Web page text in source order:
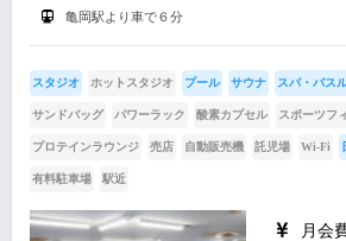
亀岡駅より車で６分
スタジオ ホットスタジオ プール サウナ スパ・バス
サンドバッグ パワーラック 酸素カプセル スポーツフ
プロテインラウンジ 売店 自動販売機 託児場 Wi-Fi
有料駐車場 駅近
月会